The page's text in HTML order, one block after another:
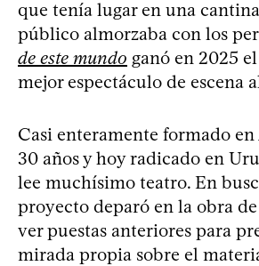
que tenía lugar en una
público almorzaba con los
de este mundo ganó en 2025
mejor espectáculo de escena
Casi enteramente formado
30 años y hoy radicado en
lee muchísimo teatro. En
proyecto deparó en la obra
ver puestas anteriores para
mirada propia sobre el